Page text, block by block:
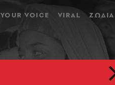
YOUR VOICE VIRAL ΖΩΔΙΑ